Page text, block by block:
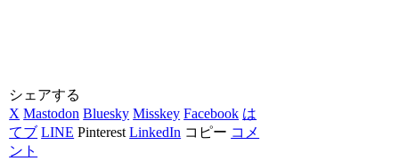
シェアする
X Mastodon Bluesky Misskey Facebook は
てブ LINE Pinterest LinkedIn コピー コメ
ント